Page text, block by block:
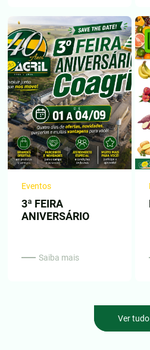
Eventos
3ª FEIRA
ANIVERSÁRIO
Saiba mais
Ver tudo